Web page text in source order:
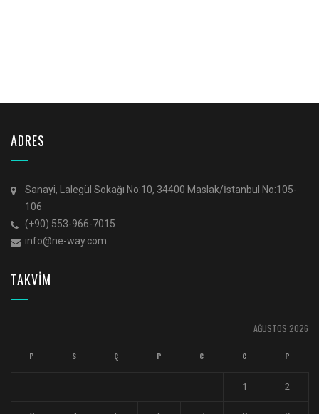
ADRES
Sanayi, Lalegül Sokağı No:10, 34400 Maslak/İstanbul No:105-
106
(+90) 553-966-7015
info@ne-way.com
TAKVİM
AĞUSTOS 2026
P S Ç P C C P
1 2